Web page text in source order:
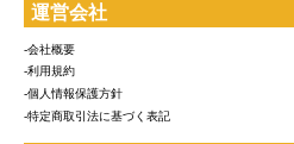
運営会社
-会社概要
-利用規約
-個人情報保護方針
-特定商取引法に基づく表記